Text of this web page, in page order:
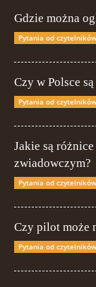
Gdzie można
Pytania od czytelników
Czy w Polsce
Pytania od czytelników
Jakie są
zwiadowczym?
Pytania od czytelników
Czy pilot może
Pytania od czytelników